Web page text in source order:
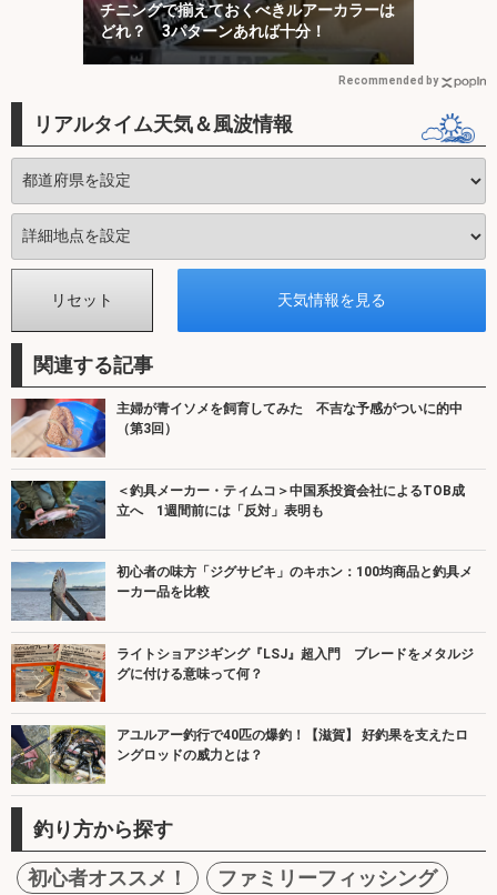
チニングで揃えておくべきルアーカラーは
どれ？ 3パターンあれば十分！
Recommended by
リアルタイム天気＆風波情報
関連する記事
主婦が青イソメを飼育してみた 不吉な予感がついに的中
（第3回）
＜釣具メーカー・ティムコ＞中国系投資会社によるTOB成
立へ 1週間前には「反対」表明も
初心者の味方「ジグサビキ」のキホン：100均商品と釣具メ
ーカー品を比較
ライトショアジギング『LSJ』超入門 ブレードをメタルジ
グに付ける意味って何？
アユルアー釣行で40匹の爆釣！【滋賀】 好釣果を支えたロ
ングロッドの威力とは？
釣り方から探す
初心者オススメ！
ファミリーフィッシング